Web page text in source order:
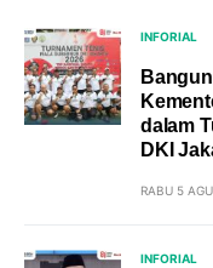
INFORIAL
dalam
DKI
RABU 5
INFORIAL